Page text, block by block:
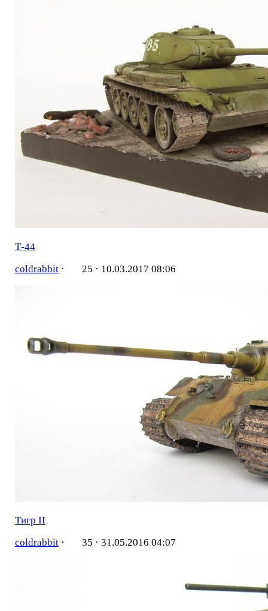
Т-44
coldrabbit· 25 · 10.03.2017 08:06
Тигр II
coldrabbit· 35 · 31.05.2016 04:07